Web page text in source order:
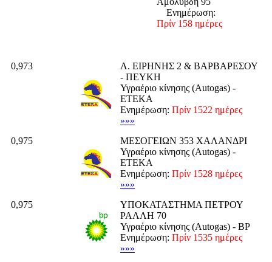
Ενημέρωση:
Πρίν 158 ημέρες
0,973
Λ. ΕΙΡΗΝΗΣ 2 & ΒΑΡΒΑΡΕΣΟΥ
- ΠΕΥΚΗ
Υγραέριο κίνησης (Autogas) -
ΕΤΕΚΑ
Ενημέρωση: Πρίν 1522 ημέρες
»»»
0,975
ΜΕΣΟΓΕΙΩΝ 353 ΧΑΛΑΝΔΡΙ
Υγραέριο κίνησης (Autogas) -
ΕΤΕΚΑ
Ενημέρωση: Πρίν 1528 ημέρες
»»»
0,975
ΥΠΟΚΑΤΑΣΤΗΜΑ ΠΕΤΡΟΥ
ΡΑΛΛΗ 70
Υγραέριο κίνησης (Autogas) - BP
Ενημέρωση: Πρίν 1535 ημέρες
»»»